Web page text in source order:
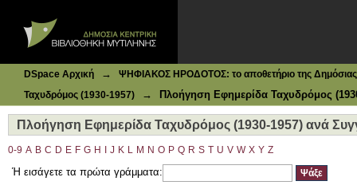
DSpace Αρχική →
ΨΗΦΙΑΚΟΣ ΗΡΟΔΟΤΟΣ: το αποθετήριο της Δημόσιας
Ταχυδρόμος (1930-1957)
→ Πλοήγηση Εφημερίδα Ταχυδρόμος
Πλοήγηση Εφημερίδα Ταχυδρόμος (1930-1957) ανά
0-9 A B C D E F G H J K L M N O P Q R S T U V W X Y Z
Ή εισάγετε τα πρώτα γράμματα: